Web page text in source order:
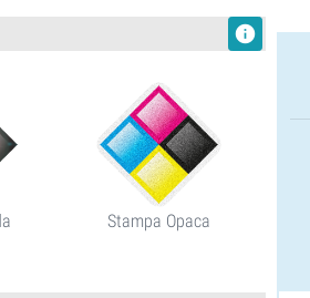
info
Stampa Opaca